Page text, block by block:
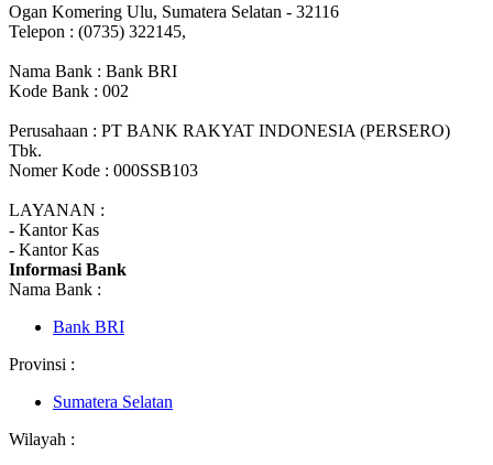
Ogan Komering Ulu, Sumatera Selatan - 32116
Telepon : (0735) 322145,
Nama Bank : Bank BRI
Kode Bank : 002
Perusahaan : PT BANK RAKYAT INDONESIA (PERSERO)
Tbk.
Nomer Kode : 000SSB103
LAYANAN :
- Kantor Kas
- Kantor Kas
Informasi Bank
Nama Bank :
Bank BRI
Provinsi :
Sumatera Selatan
Wilayah :